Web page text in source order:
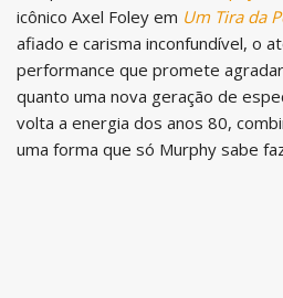
icônico Axel Foley em Um Tira da
afiado e carisma inconfundível, o
performance que promete
quanto uma nova geração de
volta a energia dos anos 80,
uma forma que só Murphy sabe